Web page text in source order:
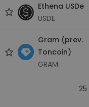
Ethena USDe
USDE
Gram (prev.
Toncoin)
GRAM
25